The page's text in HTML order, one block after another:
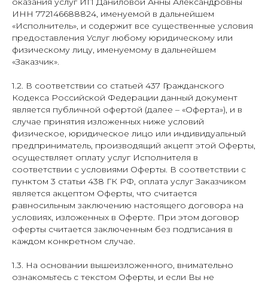
ИНН 772146688824, именуемой в дальнейшем
«Исполнитель», и содержит все существенные условия
предоставления Услуг любому юридическому или
физическому лицу, именуемому в дальнейшем
«Заказчик».
1.2. В соответствии со статьей 437 Гражданского
Кодекса Российской Федерации данный документ
является публичной офертой (далее – «Оферта»), и в
случае принятия изложенных ниже условий
физическое, юридическое лицо или индивидуальный
предприниматель, производящий акцепт этой Оферты,
осуществляет оплату услуг Исполнителя в
соответствии с условиями Оферты. В соответствии с
пунктом 3 статьи 438 ГК РФ, оплата услуг Заказчиком
является акцептом Оферты, что считается
равносильным заключению настоящего договора на
условиях, изложенных в Оферте. При этом договор
оферты считается заключенным без подписания в
каждом конкретном случае.
1.3. На основании вышеизложенного, внимательно
ознакомьтесь с текстом Оферты, и если Вы не